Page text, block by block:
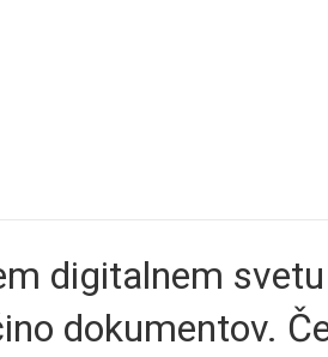
digitalnem
dokumentov.